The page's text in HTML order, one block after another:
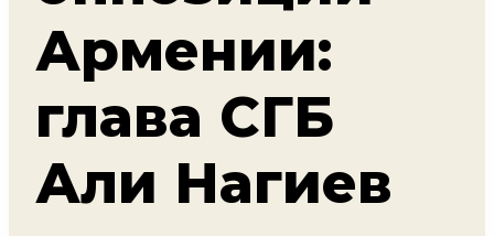
Армении:
глава СГБ
Али Нагиев